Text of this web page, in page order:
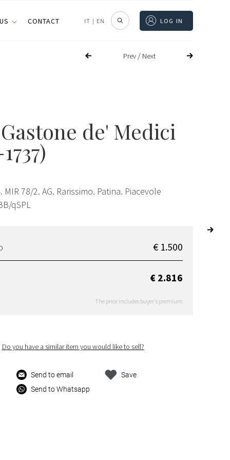
CONTACT IT | EN LOG IN
Prev/ Next
de' Medici
78/2. AG. Rarissimo. Patina. Piacevole
qSPL
€ 1.500
€ 2.816
The price includes buyer's premium
Do you have a similar item you would like to sell?
Send to email
Send to Whatsapp
Save